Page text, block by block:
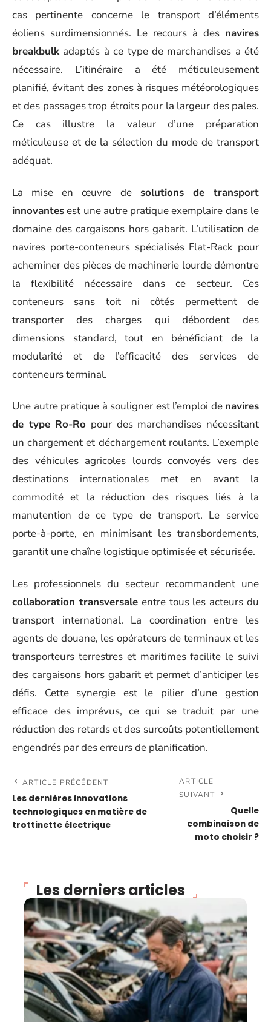
cas pertinente concerne le transport d’éléments
éoliens surdimensionnés. Le recours à des navires
breakbulk adaptés à ce type de marchandises a été
nécessaire. L’itinéraire a été méticuleusement
planifié, évitant des zones à risques météorologiques
et des passages trop étroits pour la largeur des pales.
Ce cas illustre la valeur d’une préparation
méticuleuse et de la sélection du mode de transport
adéquat.
La mise en œuvre de solutions de transport
innovantesest une autre pratique exemplaire dans le
domaine des cargaisons hors gabarit. L’utilisation de
navires porte-conteneurs spécialisés Flat-Rack pour
acheminer des pièces de machinerie lourde démontre
la flexibilité nécessaire dans ce secteur. Ces
conteneurs sans toit ni côtés permettent de
transporter des charges qui débordent des
dimensions standard, tout en bénéficiant de la
modularité et de l’efficacité des services de
conteneurs terminal.
Une autre pratique à souligner est l’emploi de navires
de type Ro-Ro pour des marchandises nécessitant
un chargement et déchargement roulants. L’exemple
des véhicules agricoles lourds convoyés vers des
destinations internationales met en avant la
commodité et la réduction des risques liés à la
manutention de ce type de transport. Le service
porte-à-porte, en minimisant les transbordements,
garantit une chaîne logistique optimisée et sécurisée.
Les professionnels du secteur recommandent une
collaboration transversaleentre tous les acteurs du
transport international. La coordination entre les
agents de douane, les opérateurs de terminaux et les
transporteurs terrestres et maritimes facilite le suivi
des cargaisons hors gabarit et permet d’anticiper les
défis. Cette synergie est le pilier d’une gestion
efficace des imprévus, ce qui se traduit par une
réduction des retards et des surcoûts potentiellement
engendrés par des erreurs de planification.
ARTICLE PRÉCÉDENT
Les dernières innovations
technologiques en matière de
trottinette électrique
ARTICLE
SUIVANT
Quelle
combinaison de
moto choisir ?
Les derniers articles